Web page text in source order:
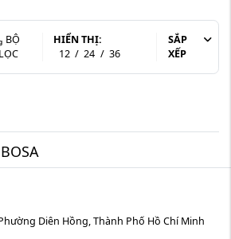
BỘ
LỌC
HIỂN THỊ:
12 / 24 / 36
SẮP
XẾP
Diên Hồng, Thành Phố Hồ Chí Minh